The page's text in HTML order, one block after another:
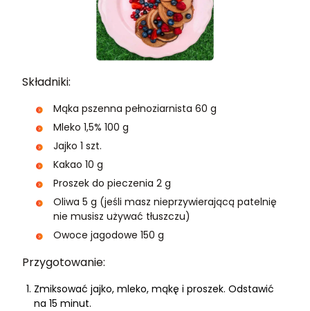
Składniki:
Mąka pszenna pełnoziarnista 60 g
Mleko 1,5% 100 g
Jajko 1 szt.
Kakao 10 g
Proszek do pieczenia 2 g
Oliwa 5 g (jeśli masz nieprzywierającą patelnię
nie musisz używać tłuszczu)
Owoce jagodowe 150 g
Przygotowanie:
Zmiksować jajko, mleko, mąkę i proszek. Odstawić
na 15 minut.